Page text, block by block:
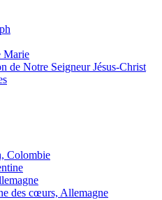
Marie
de Notre Seigneur Jésus-Christ
Colombie
des cœurs, Allemagne